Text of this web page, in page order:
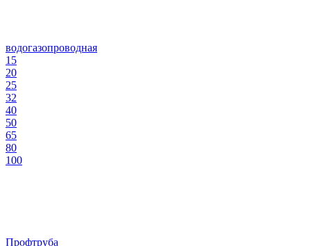
водогазопроводная
15
20
25
32
40
50
65
80
100
Профтруба